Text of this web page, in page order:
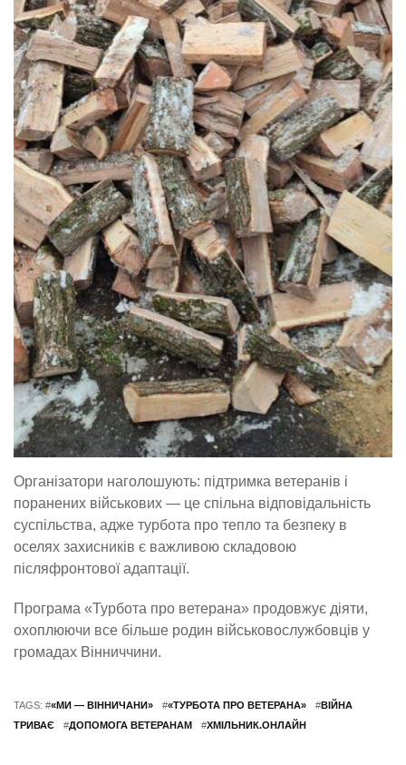
Організатори наголошують: підтримка ветеранів і
поранених військових — це спільна відповідальність
суспільства, адже турбота про тепло та безпеку в
оселях захисників є важливою складовою
післяфронтової адаптації.
Програма «Турбота про ветерана» продовжує діяти,
охоплюючи все більше родин військовослужбовців у
громадах Вінниччини.
TAGS: #«МИ — ВІННИЧАНИ» #«ТУРБОТА ПРО ВЕТЕРАНА» #ВІЙНА
ТРИВАЄ
#ДОПОМОГА ВЕТЕРАНАМ #ХМІЛЬНИК.ОНЛАЙН